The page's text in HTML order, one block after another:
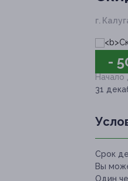
г.
-
Начало
31
Срок
Вы
Один